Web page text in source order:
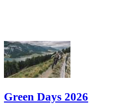
Green Days 2026